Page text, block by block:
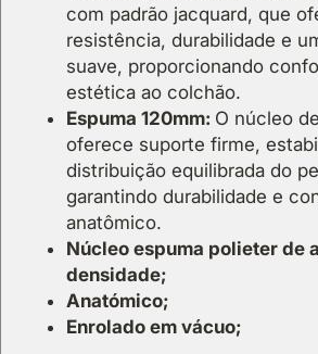
com padrão jacquard, que
resistência, durabilidade e
suave, proporcionando
estética ao colchão.
Espuma 120mm: O núcleo
oferece suporte firme,
distribuição equilibrada do
garantindo durabilidade e
anatômico.
Núcleo espuma polieter de
densidade;
Anatómico;
Enrolado em vácuo;